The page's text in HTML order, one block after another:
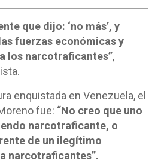
que dijo: ‘no más’, y
fuerzas económicas y
los narcotraficantes”,
enquistada en Venezuela, el
fue: “No creo que uno
narcotraficante, o
de un ilegítimo
narcotraficantes”.